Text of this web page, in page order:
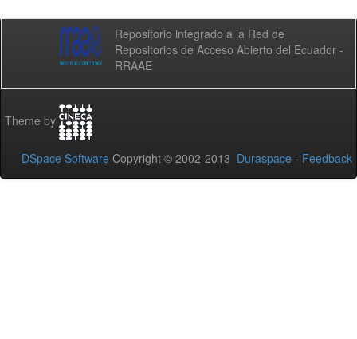
Repositorio integrado a la Red de
Repositorios de Acceso Abierto del Ecuador -
RRAAE
Theme by
DSpace Software Copyright © 2002-2013 Duraspace - Feedback